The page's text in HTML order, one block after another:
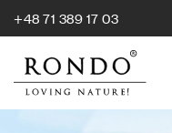
+48 71 389 17 03